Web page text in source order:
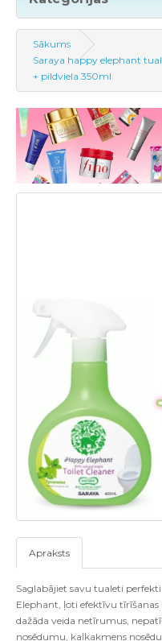
Sākums
Saraya happy elephant
+ pildviela 350ml
Apraksts
Saglabājiet savu tualeti
Elephant, ļoti efektīvu
dažāda veida netīrumus,
nosēdumu, kaļķakmens